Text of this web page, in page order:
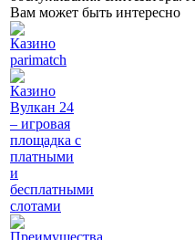
Вам может быть интересно
Казино
parimatch
Казино
Вулкан 24
– игровая
площадка с
платными
и
бесплатными
слотами